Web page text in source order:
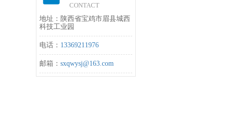
CONTACT
地址：陕西省宝鸡市眉县城西
科技工业园
电话： 13369211976
邮箱： sxqwysj@163.com